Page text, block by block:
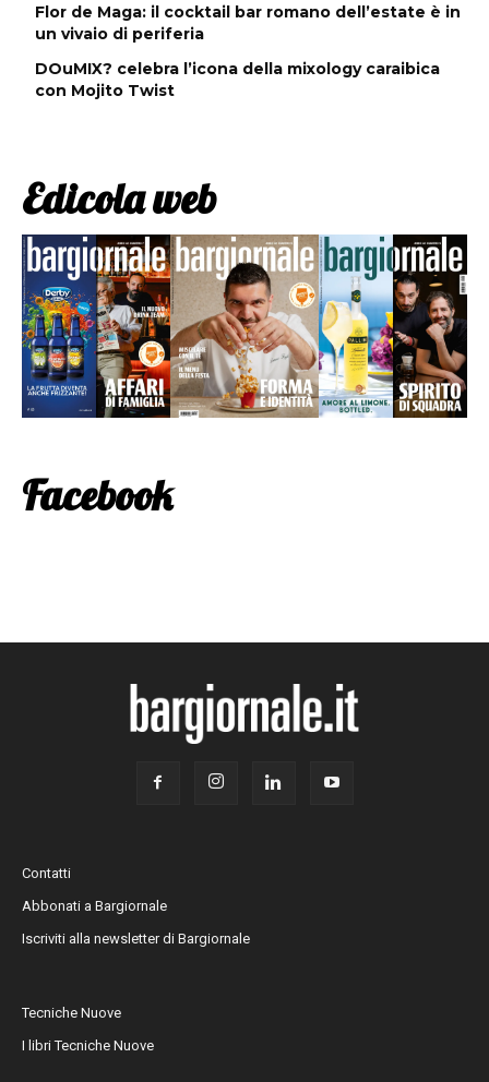
Flor de Maga: il cocktail bar romano dell’estate è in
un vivaio di periferia
DOuMIX? celebra l’icona della mixology caraibica
con Mojito Twist
Edicola web
Facebook
Contatti
Abbonati a Bargiornale
Iscriviti alla newsletter di Bargiornale
Tecniche Nuove
I libri Tecniche Nuove